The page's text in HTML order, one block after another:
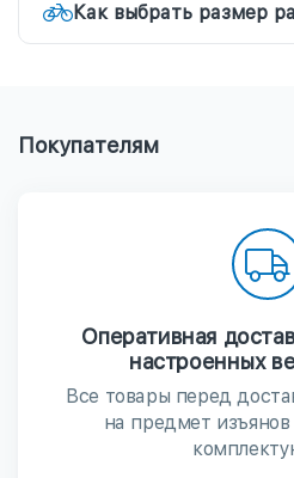
Как выбрать размер
Покупателям
Оперативная
настроенных
Все товары перед
на предмет изъянов